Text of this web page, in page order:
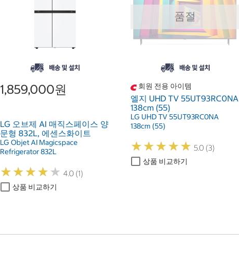
1,859,000원
LG 오브제 AI 매직스페이스 양
문형 832L, 에센스화이트
LG Objet AI Magicspace
Refrigerator 832L
★★★★ ★
★★★★ ★ 4.0 (1)
상품 비교하기
품절
회원 전용 아이템
엘지 UHD TV 55UT93RC0NA
138cm (55)
LG UHD TV 55UT93RC0NA
138cm (55)
★★★★★
★★★★★ 5.0 (3)
상품 비교하기